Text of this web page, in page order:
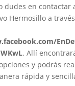
dudes en contactar
Hermosillo a
. Allí
y podrás
rápida y